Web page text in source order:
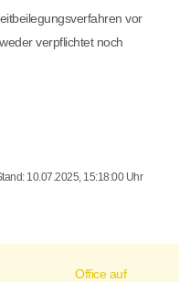
vor
verpflichtet noch
10.07.2025, 15:18:00 Uhr
Office auf